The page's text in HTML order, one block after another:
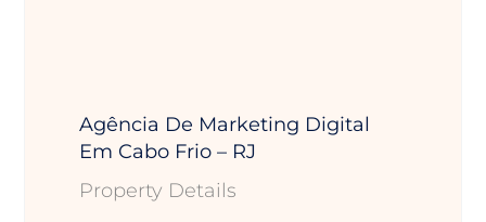
Agência De Marketing Digital
Em Cabo Frio – RJ
Property Details